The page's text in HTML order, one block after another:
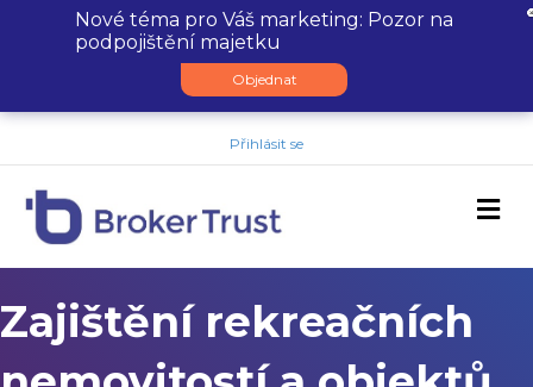
Přihlásit se
Zajištění rekreačních
Nové téma pro Váš marketing: Pozor na
podpojištění majetku
Objednat